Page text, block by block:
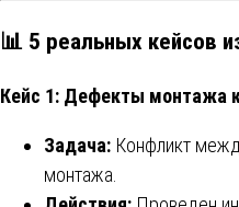
📊 5 реальных кейсов
Кейс 1: Дефекты монтажа
Задача: Конфликт
монтажа.